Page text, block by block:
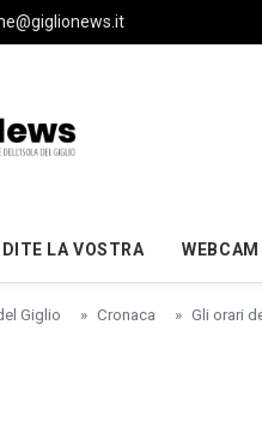
DITE LA VOSTRA WEBCAM
Giglio Cronaca Gli orari